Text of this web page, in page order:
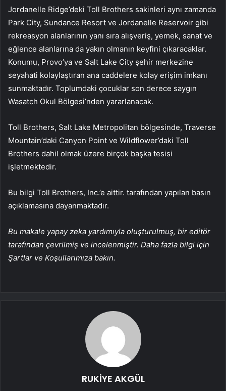
Jordanelle Ridge’deki Toll Brothers sakinleri aynı zamanda
Park City, Sundance Resort ve Jordanelle Reservoir gibi
rekreasyon alanlarının yanı sıra alışveriş, yemek, sanat ve
eğlence alanlarına da yakın olmanın keyfini çıkaracaklar.
Konumu, Provo’ya ve Salt Lake City şehir merkezine
seyahati kolaylaştıran ana caddelere kolay erişim imkanı
sunmaktadır. Toplumdaki çocuklar son derece saygın
Wasatch Okul Bölgesi’nden yararlanacak.
Toll Brothers, Salt Lake Metropolitan bölgesinde, Traverse
Mountain’daki Canyon Point ve Wildflower’daki Toll
Brothers dahil olmak üzere birçok başka tesisi
işletmektedir.
Bu bilgi Toll Brothers, Inc.’e aittir. tarafından yapılan basın
açıklamasına dayanmaktadır.
Bu makale yapay zeka yardımıyla oluşturulmuş, bir editör
tarafından çevrilmiş ve incelenmiştir. Daha fazla bilgi için
Şartlar ve Koşullarımıza bakın.
RUKİYE AKGÜL